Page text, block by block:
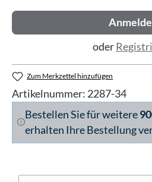
oder
Zum Merkzettel hinzufügen
Artikelnummer: 2287-34
Bestellen Sie für weitere
erhalten Ihre Bestellung